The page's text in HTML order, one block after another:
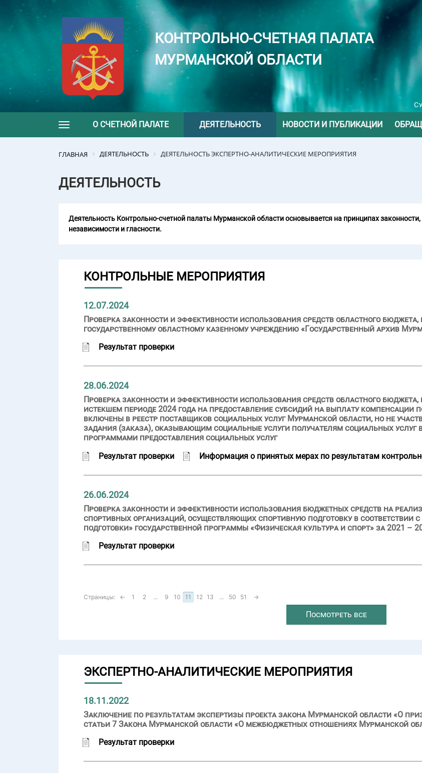
КОНТРОЛЬНО-СЧЕТНАЯ ПАЛАТА
МУРМАНСКОЙ ОБЛАСТИ
Toggle navigation
О СЧЕТНОЙ ПАЛАТЕ ДЕЯТЕЛЬНОСТЬ НОВОСТИ И ПУБЛИКАЦИИ
ГЛАВНАЯ ДЕЯТЕЛЬНОСТЬ ДЕЯТЕЛЬНОСТЬ ЭКСПЕРТНО-АНАЛИТИЧЕСКИЕ МЕРОПРИЯТИЯ
ДЕЯТЕЛЬНОСТЬ
Деятельность Контрольно-счетной палаты Мурманской области основывается на принципах
независимости и гласности.
КОНТРОЛЬНЫЕ МЕРОПРИЯТИЯ
12.07.2024
Проверка законности и эффективности использования средств областного
государственному областному казенному учреждению «Государственный архив
Результат проверки
28.06.2024
Проверка законности и эффективности использования средств областного
истекшем периоде 2024 года на предоставление субсидий на выплату компенсации
включены в реестр поставщиков социальных услуг Мурманской области, но не
задания (заказа), оказывающим социальные услуги получателям социальных услуг
программами предоставления социальных услуг
Результат проверки
Информация о принятых мерах по результатам
26.06.2024
Проверка законности и эффективности использования бюджетных средств на
спортивных организаций, осуществляющих спортивную подготовку в соответствии
подготовки» государственной программы «Физическая культура и спорт» за 2021 –
Результат проверки
Страницы: ← 1 2 ... 9 10 11 12 13 ... 50 51 →
Посмотреть все
ЭКСПЕРТНО-АНАЛИТИЧЕСКИЕ МЕРОПРИЯТИЯ
18.11.2022
Заключение по результатам экспертизы проекта закона Мурманской области «О
статьи 7 Закона Мурманской области «О межбюджетных отношениях Мурманской
Результат проверки